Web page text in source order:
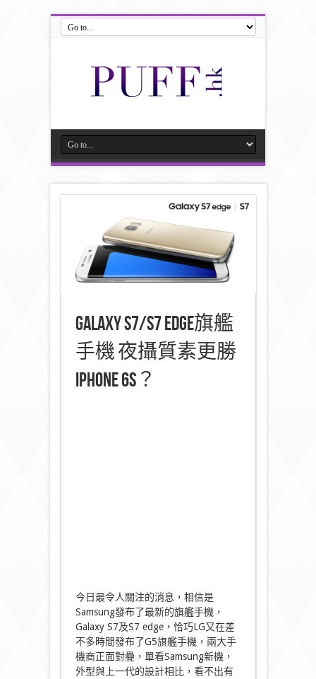
Galaxy S7/S7 edge旗艦
手機 夜攝質素更勝
iPhone 6S？
今日最令人關注的消息，相信是
Samsung發布了最新的旗艦手機，
Galaxy S7及S7 edge，恰巧LG又在差
不多時間發布了G5旗艦手機，兩大手
機商正面對疉，單看Samsung新機，
外型與上一代的設計相比，看不出有